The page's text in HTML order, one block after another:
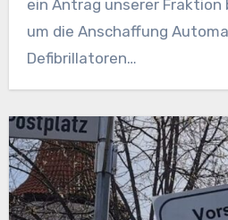
ein Antrag unserer Fraktion
um die Anschaffung
Defibrillatoren…